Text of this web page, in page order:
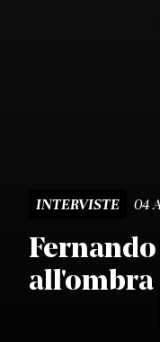
INTERVISTE 04
all'ombra